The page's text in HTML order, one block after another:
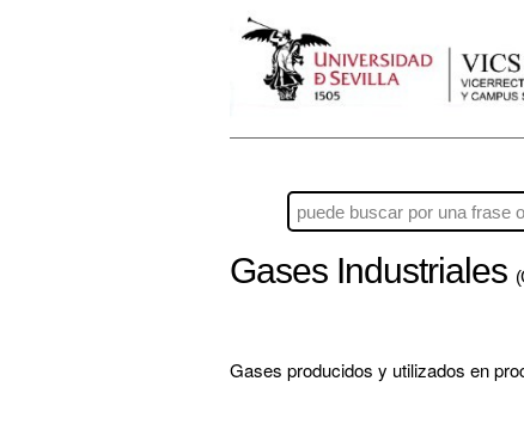
Gases Industriales
Gases producidos y utilizados en